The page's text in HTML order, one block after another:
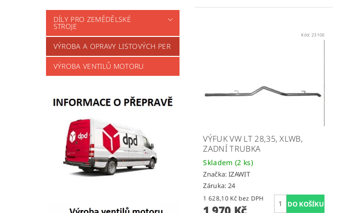
DÍLY PRO ZEMĚDĚLSKÉ
STROJE
VÝROBA A OPRAVY LISTOVÝCH PER
VÝROBA VENTILŮ MOTORU
Kód: 23106
VÝFUK VW LT 28,35, XLWB,
ZADNÍ TRUBKA
Skladem (2 ks)
Značka: IZAWIT
Záruka: 24
1 628,10 Kč bez DPH
1 970 Kč